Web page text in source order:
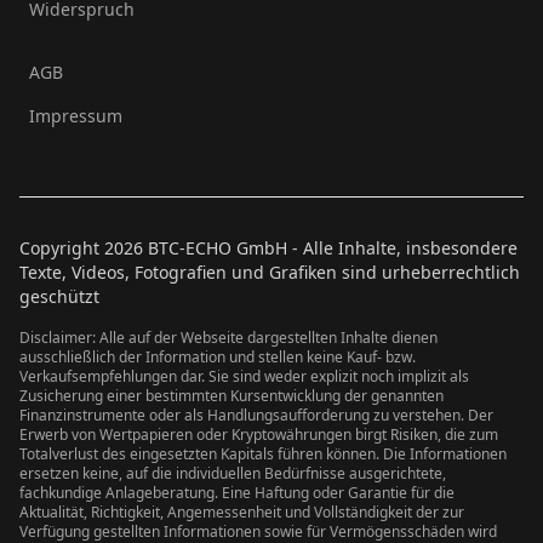
Widerspruch
AGB
Impressum
Copyright 2026 BTC-ECHO GmbH - Alle Inhalte, insbesondere
Texte, Videos, Fotografien und Grafiken sind urheberrechtlich
geschützt
Disclaimer: Alle auf der Webseite dargestellten Inhalte dienen
ausschließlich der Information und stellen keine Kauf- bzw.
Verkaufsempfehlungen dar. Sie sind weder explizit noch implizit als
Zusicherung einer bestimmten Kursentwicklung der genannten
Finanzinstrumente oder als Handlungsaufforderung zu verstehen. Der
Erwerb von Wertpapieren oder Kryptowährungen birgt Risiken, die zum
Totalverlust des eingesetzten Kapitals führen können. Die Informationen
ersetzen keine, auf die individuellen Bedürfnisse ausgerichtete,
fachkundige Anlageberatung. Eine Haftung oder Garantie für die
Aktualität, Richtigkeit, Angemessenheit und Vollständigkeit der zur
Verfügung gestellten Informationen sowie für Vermögensschäden wird